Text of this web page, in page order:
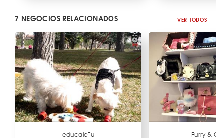
7 NEGOCIOS RELACIONADOS VER TODOS
educaleTu Furry &